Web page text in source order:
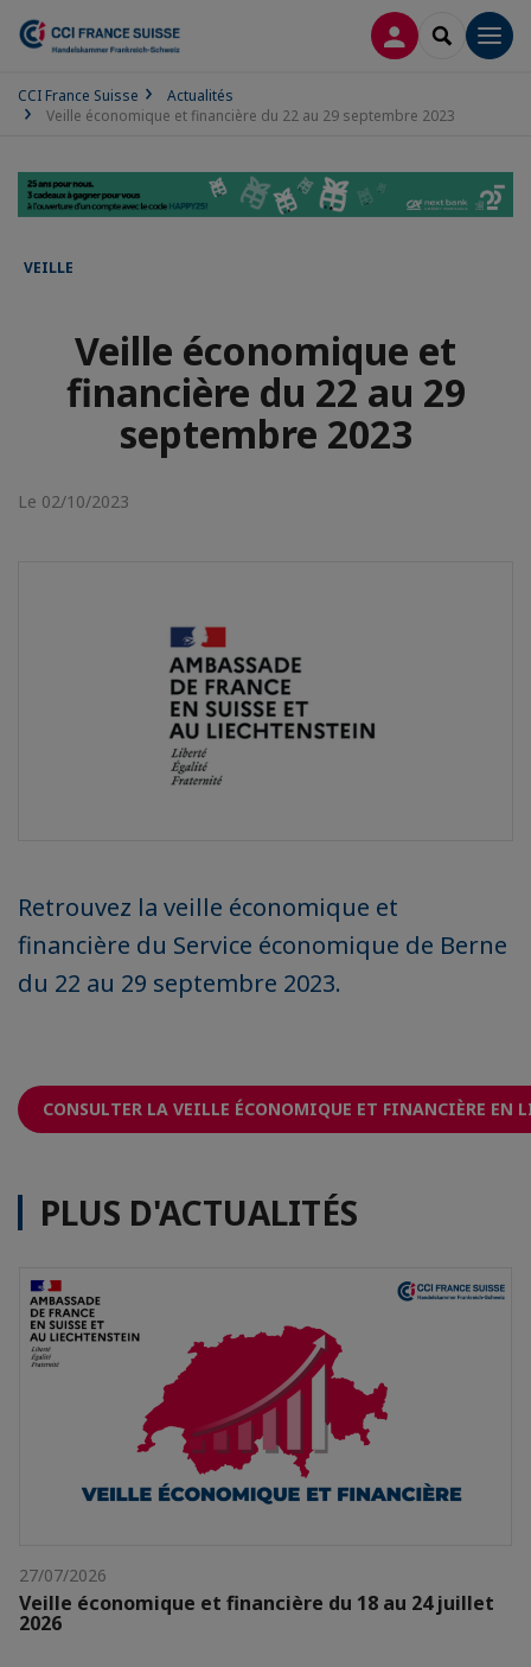
CONNEXION
CCI France Suisse
Actualités
Veille économique et financière du 22 au 29 septembre 2023
VEILLE
Veille économique et
financière du 22 au 29
septembre 2023
Le 02/10/2023
Retrouvez la veille économique et
financière du Service économique de Berne
du 22 au 29 septembre 2023.
CONSULTER LA VEILLE ÉCONOMIQUE ET FINANCIÈRE EN
PLUS D'ACTUALITÉS
27/07/2026
Veille économique et financière du 18 au 24 juillet
2026